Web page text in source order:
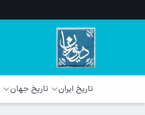
تاریخ ایران تاریخ جهان